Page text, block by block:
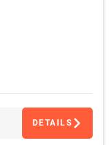
DETAILS